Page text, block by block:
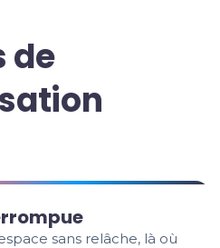
de
sans relâche, là où